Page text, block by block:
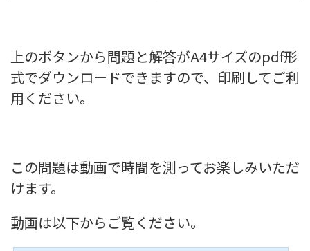
上のボタンから問題と解答がA4サイズのpdf形
式でダウンロードできますので、印刷してご利
用ください。
この問題は動画で時間を測ってお楽しみいただ
けます。
動画は以下からご覧ください。